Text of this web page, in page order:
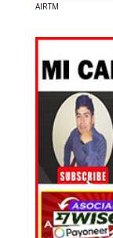
AIRTM